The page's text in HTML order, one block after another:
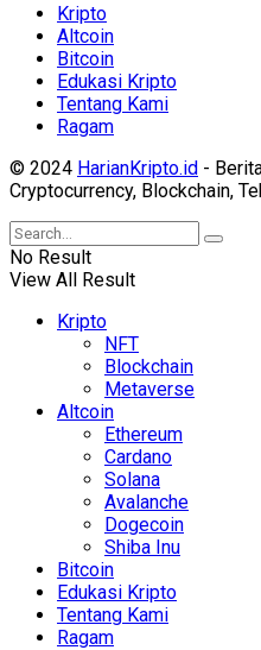
Kripto
Altcoin
Bitcoin
Edukasi Kripto
Tentang Kami
Ragam
© 2024 HarianKripto.id -
Cryptocurrency, Blockchain,
No Result
View All Result
Kripto
NFT
Blockchain
Metaverse
Altcoin
Ethereum
Cardano
Solana
Avalanche
Dogecoin
Shiba Inu
Bitcoin
Edukasi Kripto
Tentang Kami
Ragam